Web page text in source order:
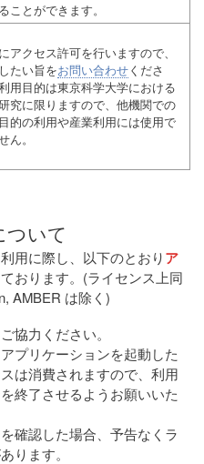
ことができます。
アクセス許可を行いますので、
たい旨をお問い合わせ くださ
用目的は東京科学大学における
究に限りますので、他機関での
的の利用や産業利用には使用で
ん。
ついて
用に際し、以下のとおりア
おります。(ライセンス上同
AMBER は除く)
協力ください。
プリケーションを起動した
は消費されますので、利用
終了させるようお願いいた
確認した場合、予告なくラ
ります。